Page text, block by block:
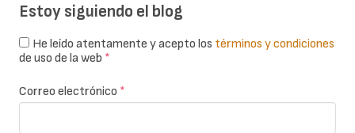
Estoy siguiendo el blog
He leído atentamente y acepto los términos y condiciones
de uso de la web *
Correo electrónico *